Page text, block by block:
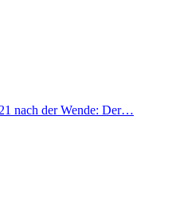
nach der Wende: Der…